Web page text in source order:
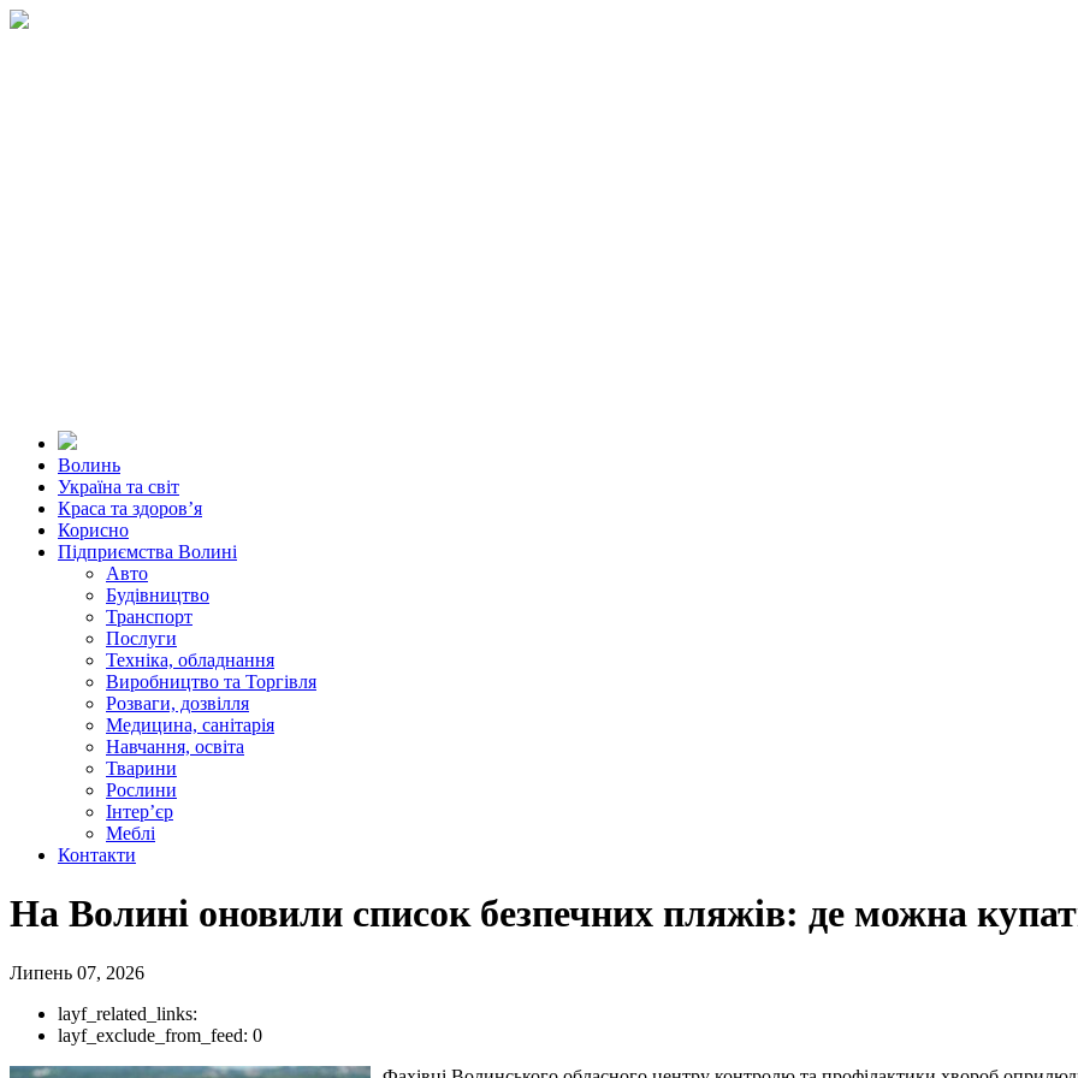
Волинь
Україна та світ
Краса та здоров’я
Корисно
Підприємства Волині
Авто
Будівництво
Транспорт
Послуги
Техніка, обладнання
Виробництво та Торгівля
Розваги, дозвілля
Медицина, санітарія
Навчання, освіта
Тварини
Рослини
Інтер’єр
Меблі
Контакти
На Волині оновили список безпечних пляжів: де можна
Липень 07, 2026
layf_related_links:
layf_exclude_from_feed: 0